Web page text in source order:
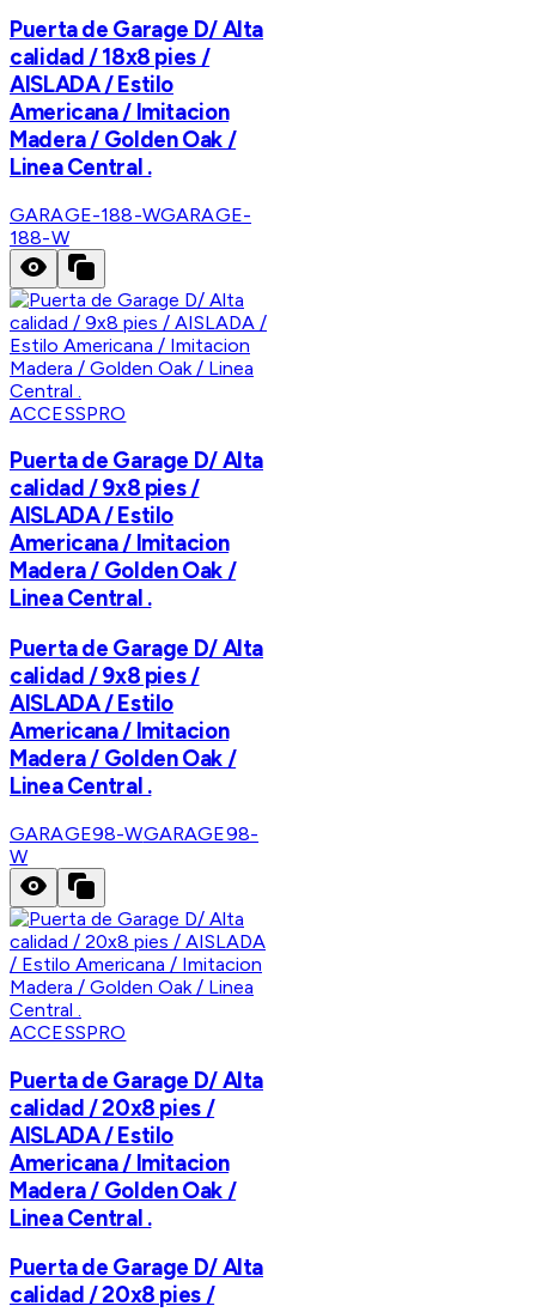
Puerta de Garage D/ Alta
calidad / 18x8 pies /
AISLADA / Estilo
Americana / Imitacion
Madera / Golden Oak /
Linea Central .
GARAGE-188-WGARAGE-
188-W
ACCESSPRO
Puerta de Garage D/ Alta
calidad / 9x8 pies /
AISLADA / Estilo
Americana / Imitacion
Madera / Golden Oak /
Linea Central .
Puerta de Garage D/ Alta
calidad / 9x8 pies /
AISLADA / Estilo
Americana / Imitacion
Madera / Golden Oak /
Linea Central .
GARAGE98-WGARAGE98-
W
ACCESSPRO
Puerta de Garage D/ Alta
calidad / 20x8 pies /
AISLADA / Estilo
Americana / Imitacion
Madera / Golden Oak /
Linea Central .
Puerta de Garage D/ Alta
calidad / 20x8 pies /